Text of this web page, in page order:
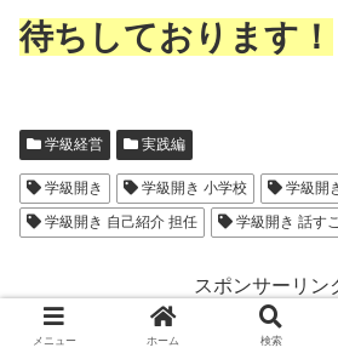
待ちしております！
学級経営 実践編
学級開き 学級開き 小学校
学級開
学級開き 自己紹介 担任
学級開き 話す
スポンサーリン
メニュー ホーム 検索